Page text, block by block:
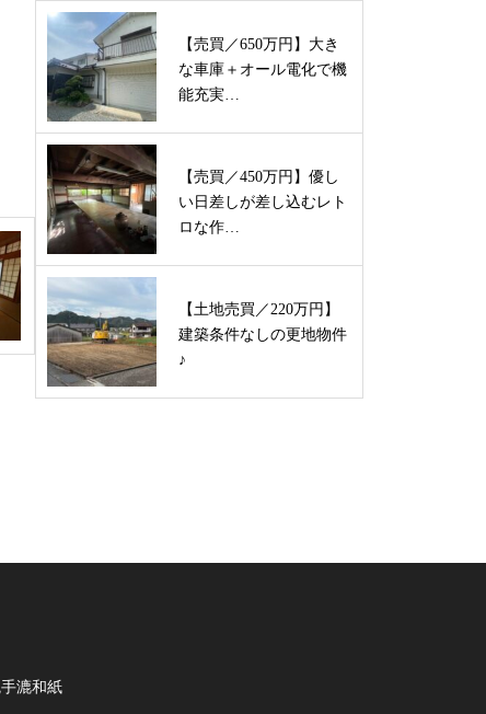
【売買／650万円】大き
な車庫＋オール電化で機
能充実…
【売買／450万円】優し
い日差しが差し込むレト
ロな作…
【土地売買／220万円】
建築条件なしの更地物件
♪
漉和紙